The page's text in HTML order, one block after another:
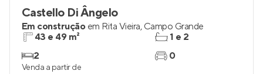
Castello Di Ângelo
Em construção em Rita Vieira, Campo Grande
43 e 49 m²
2
1 e 2
0
Venda a partir de